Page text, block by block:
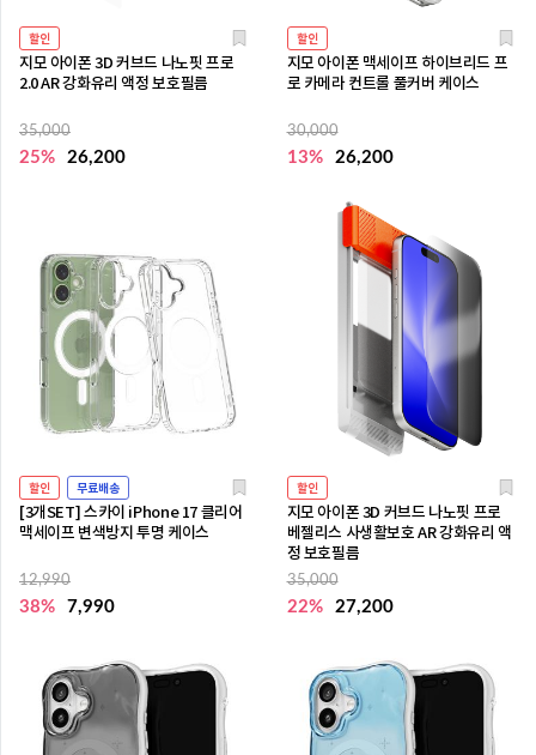
할인
지모 아이폰 3D 커브드 나노핏 프로
2.0 AR 강화유리 액정 보호필름
35,000
25% 26,200
할인
지모 아이폰 맥세이프 하이브리드 프
로 카메라 컨트롤 풀커버 케이스
30,000
13% 26,200
할인 무료배송
[3개SET] 스카이 iPhone 17 클리어
맥세이프 변색방지 투명 케이스
12,990
38% 7,990
할인
지모 아이폰 3D 커브드 나노핏 프로
베젤리스 사생활보호 AR 강화유리 액
정 보호필름
35,000
22% 27,200